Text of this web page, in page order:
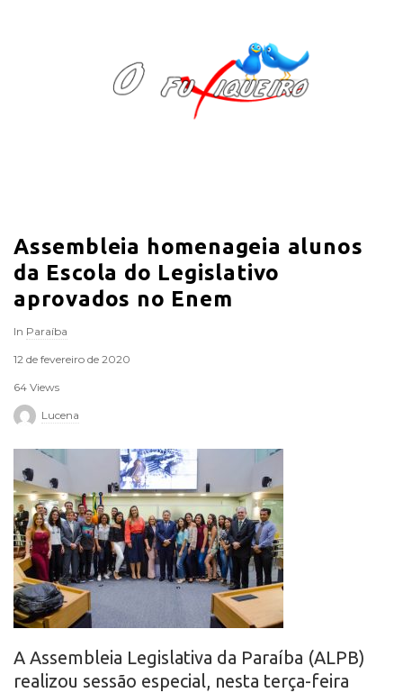
F
q
u
e
r
o
Assembleia homenageia alunos
da Escola do Legislativo
aprovados no Enem
In Paraíba
12 de fevereiro de 2020
64 Views
Lucena
A Assembleia Legislativa da Paraíba (ALPB)
realizou sessão especial, nesta terça-feira